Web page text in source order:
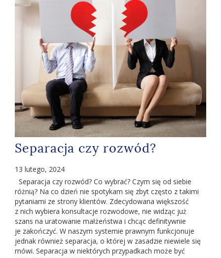
Separacja czy rozwód?
13 lutego, 2024
Separacja czy rozwód? Co wybrać? Czym się od siebie
różnią? Na co dzień nie spotykam się zbyt często z takimi
pytaniami ze strony klientów. Zdecydowana większość
z nich wybiera konsultacje rozwodowe, nie widząc już
szans na uratowanie małżeństwa i chcąc definitywnie
je zakończyć. W naszym systemie prawnym funkcjonuje
jednak również separacja, o której w zasadzie niewiele się
mówi. Separacja w niektórych przypadkach może być